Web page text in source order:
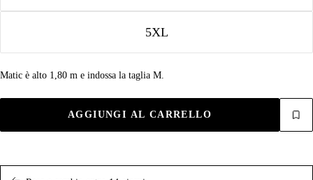
5XL
Matic è alto 1,80 m e indossa la taglia M.
AGGIUNGI AL CARRELLO